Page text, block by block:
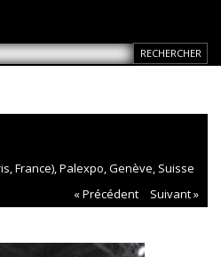
France), Palexpo, Genève, Suisse
« Précédent
Suivant »